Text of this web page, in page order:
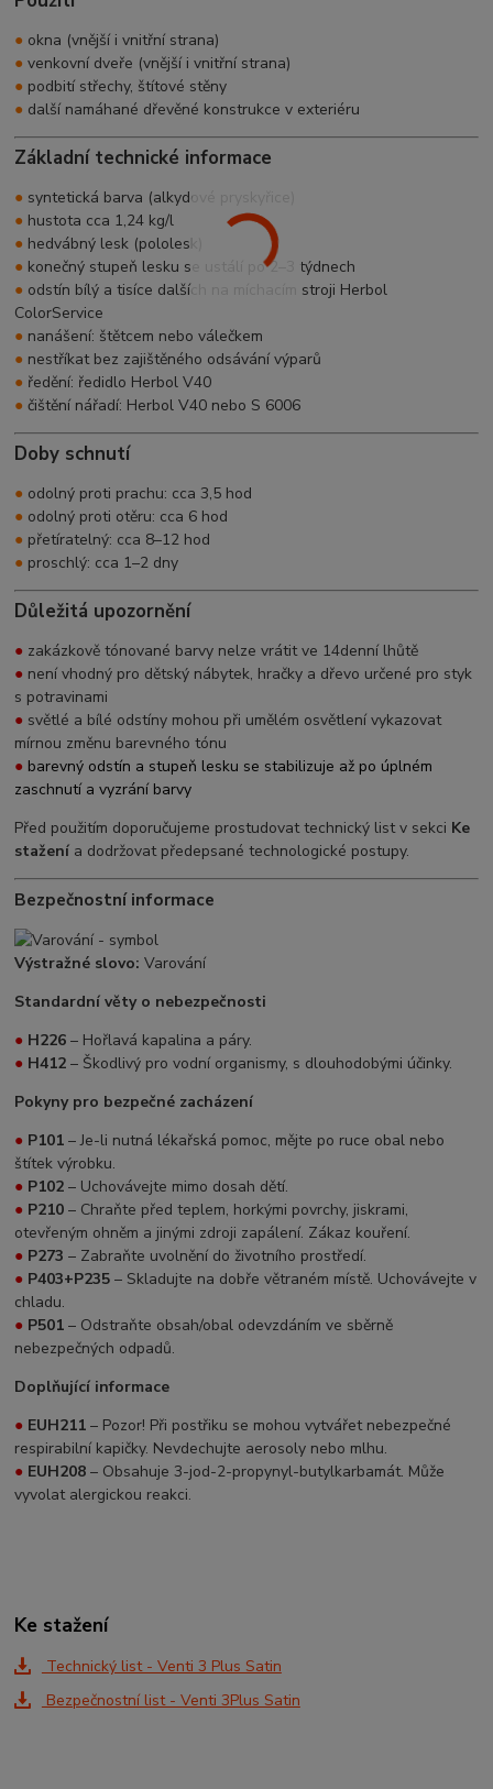
● okna (vnější i vnitřní strana)
● venkovní dveře (vnější i vnitřní strana)
● podbití střechy, štítové stěny
● další namáhané dřevěné konstrukce v exteriéru
Základní technické informace
● syntetická barva (alkydové pryskyřice)
● hustota cca 1,24 kg/l
● hedvábný lesk (pololesk)
● konečný stupeň lesku se ustálí po 2–3 týdnech
● odstín bílý a tisíce dalších na míchacím stroji Herbol
ColorService
● nanášení: štětcem nebo válečkem
● nestříkat bez zajištěného odsávání výparů
● ředění: ředidlo Herbol V40
● čištění nářadí: Herbol V40 nebo S 6006
Doby schnutí
● odolný proti prachu: cca 3,5 hod
● odolný proti otěru: cca 6 hod
● přetíratelný: cca 8–12 hod
● proschlý: cca 1–2 dny
Důležitá upozornění
● zakázkově tónované barvy nelze vrátit ve 14denní lhůtě
● není vhodný pro dětský nábytek, hračky a dřevo určené pro styk
s potravinami
● světlé a bílé odstíny mohou při umělém osvětlení vykazovat
mírnou změnu barevného tónu
● barevný odstín a stupeň lesku se stabilizuje až po úplném
zaschnutí a vyzrání barvy
Před použitím doporučujeme prostudovat technický list v sekci Ke
stažení a dodržovat předepsané technologické postupy.
Bezpečnostní informace
Výstražné slovo: Varování
Standardní věty o nebezpečnosti
● H226 – Hořlavá kapalina a páry.
● H412 – Škodlivý pro vodní organismy, s dlouhodobými účinky.
Pokyny pro bezpečné zacházení
● P101 – Je-li nutná lékařská pomoc, mějte po ruce obal nebo
štítek výrobku.
● P102 – Uchovávejte mimo dosah dětí.
● P210 – Chraňte před teplem, horkými povrchy, jiskrami,
otevřeným ohněm a jinými zdroji zapálení. Zákaz kouření.
● P273 – Zabraňte uvolnění do životního prostředí.
● P403+P235 – Skladujte na dobře větraném místě. Uchovávejte v
chladu.
● P501 – Odstraňte obsah/obal odevzdáním ve sběrně
nebezpečných odpadů.
Doplňující informace
● EUH211 – Pozor! Při postřiku se mohou vytvářet nebezpečné
respirabilní kapičky. Nevdechujte aerosoly nebo mlhu.
● EUH208 – Obsahuje 3-jod-2-propynyl-butylkarbamát. Může
vyvolat alergickou reakci.
Ke stažení
Technický list - Venti 3 Plus Satin
Bezpečnostní list - Venti 3Plus Satin